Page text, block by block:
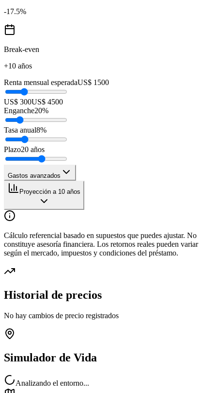
-17.5%
Break-even
+10 años
Renta mensual esperadaUS$ 1500
US$ 300US$ 4500
Enganche20%
Tasa anual8%
Plazo20 años
Gastos avanzados
Proyección a 10 años
Cálculo referencial basado en supuestos que puedes ajustar. No
constituye asesoría financiera. Los retornos reales pueden variar
según el mercado, impuestos y condiciones del préstamo.
Historial de precios
No hay cambios de precio registrados
Simulador de Vida
Analizando el entorno...